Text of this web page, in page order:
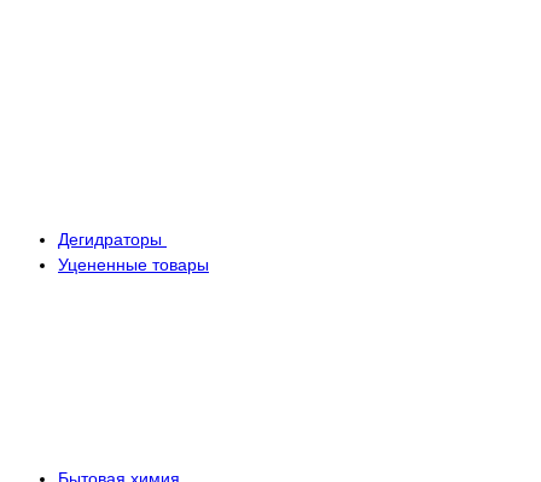
Дегидраторы
Уцененные товары
Бытовая химия